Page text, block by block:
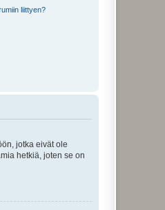
liittyen?
jotka eivät ole
hetkiä, joten se on